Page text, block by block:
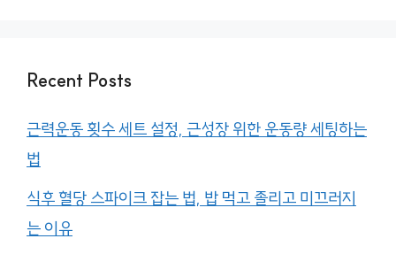
Recent Posts
근력운동 횟수 세트 설정, 근성장 위한 운동량 세팅하는
법
식후 혈당 스파이크 잡는 법, 밥 먹고 졸리고 미끄러지
는 이유